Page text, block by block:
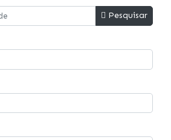
Pesquisar